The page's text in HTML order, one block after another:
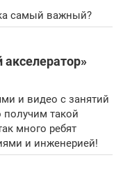
самый важный?
и видео с занятий
такой
много ребят
и инженерией!